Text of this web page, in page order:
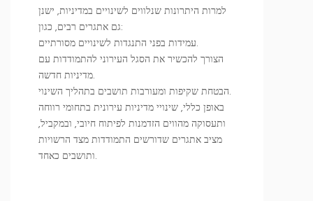
למרות היתרונות שנלווים לשינויים במדיניות, ישנן
גם אתגרים רבים, כגון:
עמידות בפני התנגדות לשינויים מסורתיים.
הצורך להכשיר את הסגל העירוני להתמודדות עם
מדיניות חדשה.
הבטחת שקיפות ומעורבות תושבים בתהליך השינוי.
באופן כללי, שינויי מדיניות עירונית בתחומי רווחה
ותעסוקה מהווים הזדמנות לפיתוח חיובי, ובמקביל,
מציב אתגרים שדורשים התמודדות מצד הרשויות
ותושבים כאחד.